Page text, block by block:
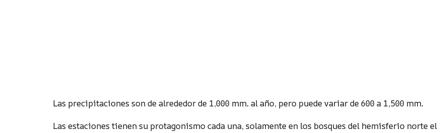
Las precipitaciones son de alrededor de 1,000 mm. al año, pero puede variar de 600 a 1,500 mm.
Las estaciones tienen su protagonismo cada una, solamente en los bosques del hemisferio norte el